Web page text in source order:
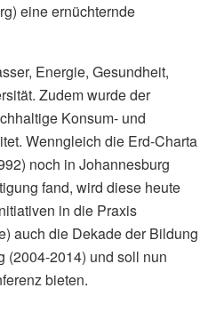
eine ernüchternde
Energie, Gesundheit,
Zudem wurde der
Konsum- und
Wenngleich die Erd-Charta
noch in Johannesburg
fand, wird diese heute
in die Praxis
auch die Dekade der Bildung
(2004-2014) und soll nun
bieten.